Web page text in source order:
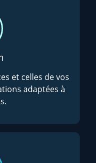
et celles de vos
adaptées à